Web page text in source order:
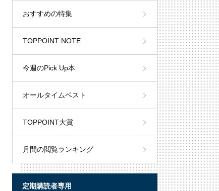
おすすめの特集
TOPPOINT NOTE
今週のPick Up本
オールタイムベスト
TOPPOINT大賞
月間の閲覧ランキング
定期購読者専用